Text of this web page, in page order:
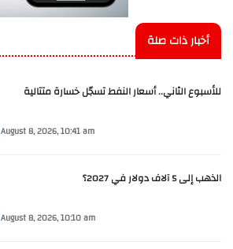
أخبار ذات صلة
للأسبوع الثاني.. أسعار النفط تسجّل خسارة متتالية
August 8, 2026, 10:41 am
الذهب إلى 5 آلاف دولار في 2027؟
August 8, 2026, 10:10 am